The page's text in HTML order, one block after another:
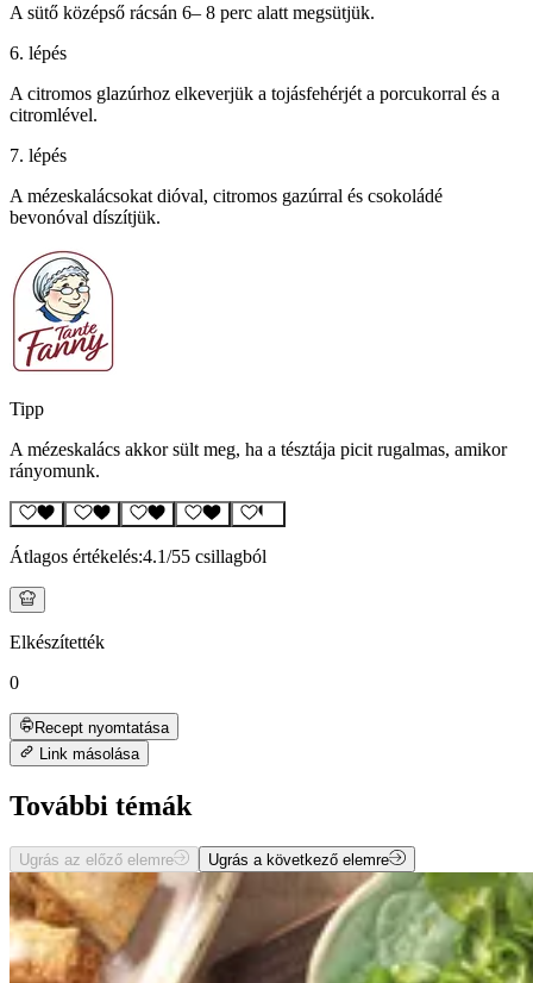
A sütő középső rácsán 6– 8 perc alatt megsütjük.
6. lépés
A citromos glazúrhoz elkeverjük a tojásfehérjét a porcukorral és a
citromlével.
7. lépés
A mézeskalácsokat dióval, citromos gazúrral és csokoládé
bevonóval díszítjük.
Tipp
A mézeskalács akkor sült meg, ha a tésztája picit rugalmas, amikor
rányomunk.
Átlagos értékelés:4.1/55 csillagból
Elkészítették
0
Recept nyomtatása
Link másolása
További témák
Ugrás az előző elemre Ugrás a következő elemre